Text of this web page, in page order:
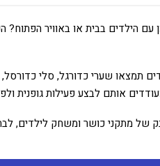
הילדים בבית או באוויר הפתוח?
תמצאו שערי כדורגל, סלי
אותם לבצע פעילות גופנית
של מתקני כושר ומשחק לילדים,